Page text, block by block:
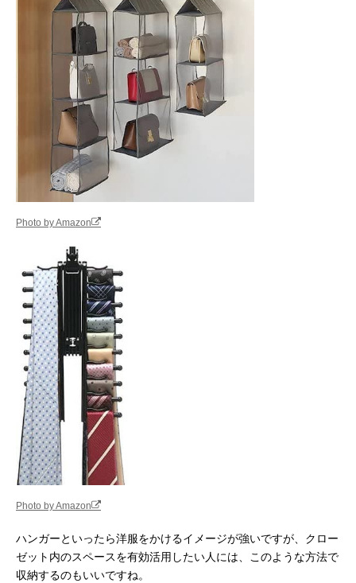
Photo by Amazon
Photo by Amazon
ハンガーといったら洋服をかけるイメージが強いですが、クロー
ゼット内のスペースを有効活用したい人には、このような方法で
収納するのもいいですね。